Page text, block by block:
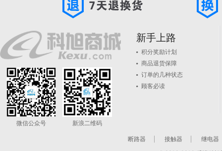
微信公众号 新浪二维码
新手上路
积分奖励计划
商品退货保障
订单的几种状态
顾客必读
断路器 接触器 继电器